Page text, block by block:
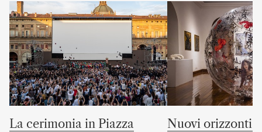
La cerimonia in Piazza
Nuovi orizzonti